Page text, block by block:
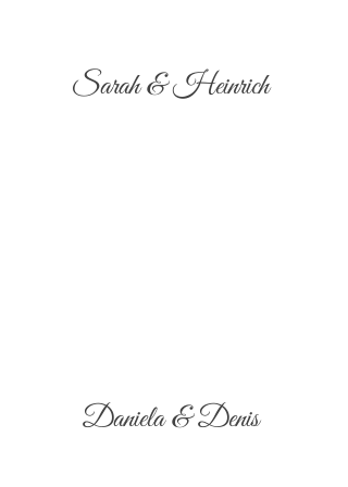
Sarah & Heinrich
Daniela & Denis